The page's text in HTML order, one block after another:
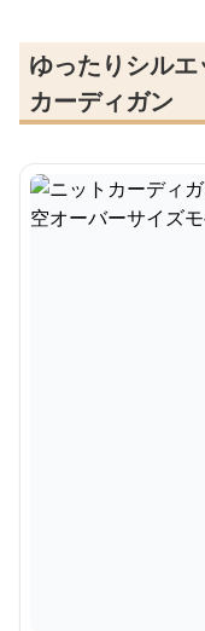
ゆったりシル
カーディガン